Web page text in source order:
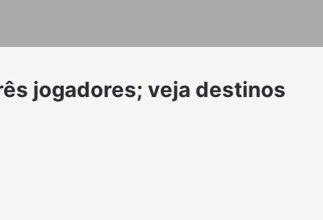
jogadores; veja destinos